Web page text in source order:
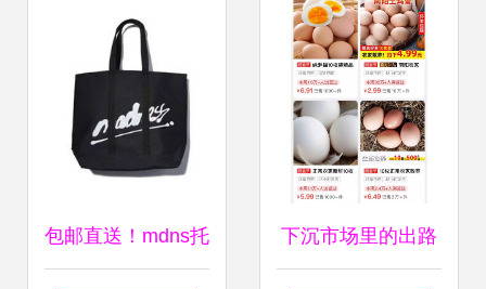
包邮直送！mdns托 下沉市场里的出路